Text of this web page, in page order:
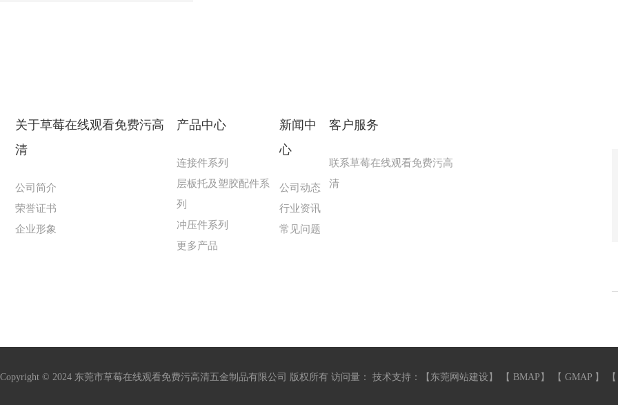
关于草莓在线观看免费污高
清
公司简介
荣誉证书
企业形象
产品中心
连接件系列
层板托及塑胶配件系
列
冲压件系列
更多产品
新闻中
心
公司动态
行业资讯
常见问题
客户服务
联系草莓在线观看免费污高
清
Copyright © 2024 东莞市草莓在线观看免费污高清五金制品有限公司 版权所有 访问量： 技术支持：【 东莞网站建设 】 【 BMAP 】 【 GMAP 】